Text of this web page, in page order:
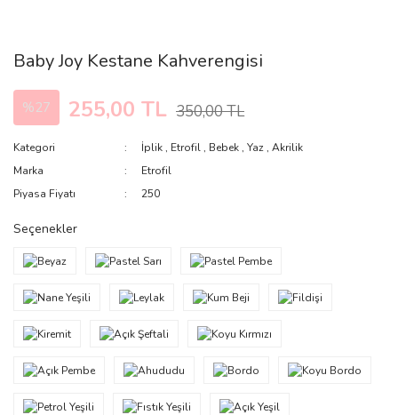
Baby Joy Kestane Kahverengisi
%27 255,00 TL 350,00 TL
Kategori İplik , Etrofil, Bebek ,Yaz ,Akrilik
Marka
Etrofil
Piyasa Fiyatı
250
Seçenekler